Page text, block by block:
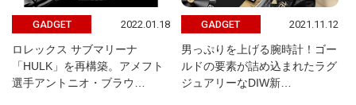
GADGET 2022.01.18
ロレックス サブマリーナ
「HULK」を再構築。アメフト
選手アントニオ・ブラウ…
GADGET 2021.11.12
男っぷりを上げる腕時計！ゴー
ルドの要素が詰め込まれたラグ
ジュアリーなDIW新…